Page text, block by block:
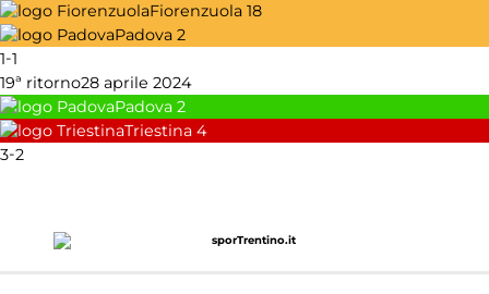
Fiorenzuola 18
Padova 2
1-1
19ª ritorno28 aprile 2024
Padova 2
Triestina 4
3-2